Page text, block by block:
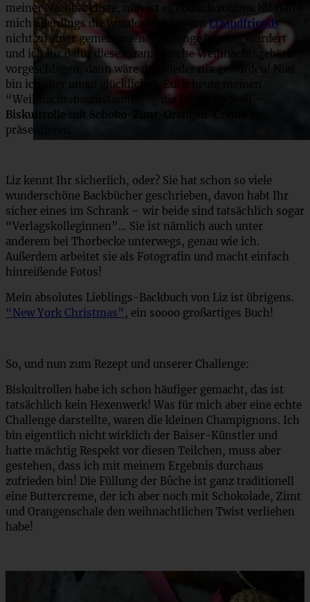
meiner Nachbackliste, nun ist es endlich vollbracht! Hätte
mich allerdings die wunderbare Liz vonLizandfriends
nicht zu einer gemeinamen Challenge herausgefordert
und ich ihr dafür dieses französische Weihnachtsgebäck
vorgeschlagen, dann wäre das wieder nix geworden! Nun
bin ich aber umso glücklicher, Euch heute meinen
“Weihnachtsbaumstamm” – die Bûche de Noël –
Biskuitrolle mit Schoko-Zimt-Orangen-Creme
präsentieren.
Liz kennt Ihr sicherlich, oder? Sie hat schon so viele
wunderschöne Backbücher geschrieben, davon habt Ihr
sicher eines im Schrank – wir beide sind tatsächlich sogar
“Verlagskolleginnen”… Sie ist nämlich auch unter
anderem bei Thorbecke unterwegs, genau wie ich.
Außerdem arbeitet sie als Fotografin und macht einfach
hinreißende Fotos!
Mein absolutes Lieblings-Backbuch von Liz ist übrigens.
“New York Christmas” , ein soooo großartiges Buch!
So, und nun zum Rezept und unserer Challenge:
Biskuitrollen habe ich schon häufiger gemacht, das ist
tatsächlich kein Hexenwerk! Was für mich aber eine echte
Challenge darstellte, waren die kleinen Champignons. Ich
bin eigentlich nicht wirklich der Baiser-Künstler und
hatte mächtig Respekt vor diesen Teilchen, muss aber
gestehen, dass ich mit meinem Ergebnis durchaus
zufrieden bin! Die Füllung der Bûche ist ganz traditionell
eine Buttercreme, der ich aber noch mit Schokolade, Zimt
und Orangenschale den weihnachtlichen Twist verliehen
habe!